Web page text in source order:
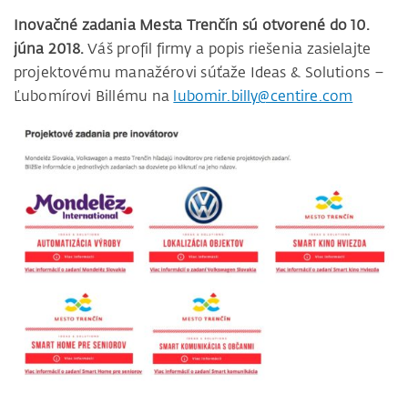
Inovačné zadania Mesta Trenčín sú otvorené do 10.
júna 2018.Váš profil firmy a popis riešenia zasielajte
projektovému manažérovi súťaže Ideas & Solutions –
Ľubomírovi Billému na lubomir.billy@centire.com